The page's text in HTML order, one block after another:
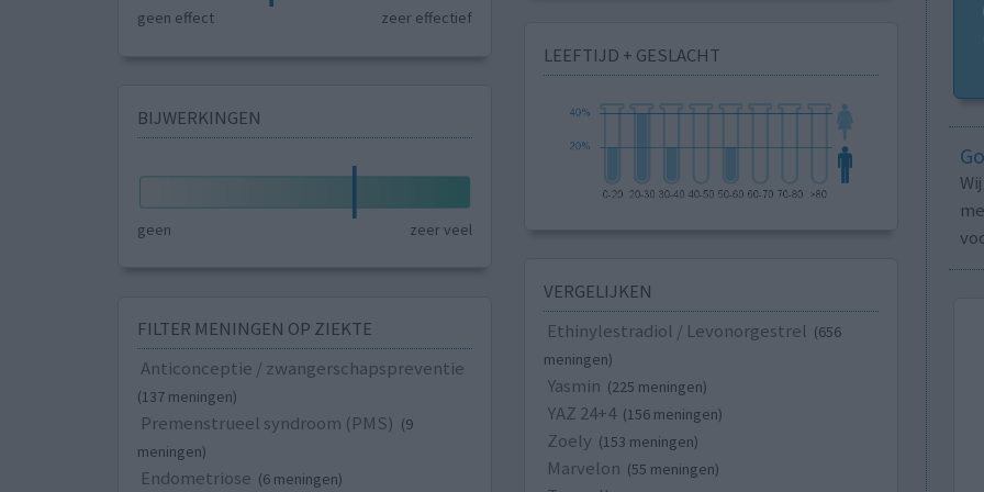
geen effect zeer effectief
BIJWERKINGEN
geen zeer veel
FILTER MENINGEN OP ZIEKTE
Anticonceptie / zwangerschapspreventie
(137 meningen)
Premenstrueel syndroom (PMS) (9
meningen)
Endometriose (6 meningen)
LEEFTIJD + GESLACHT
VERGELIJKEN
Ethinylestradiol / Levonorgestrel (656
meningen)
Yasmin (225 meningen)
YAZ 24+4 (156 meningen)
Zoely (153 meningen)
Marvelon (55 meningen)